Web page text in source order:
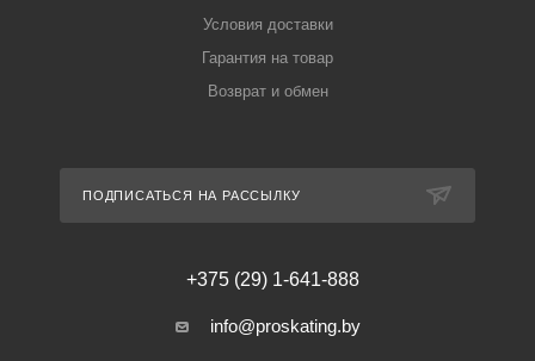
Условия доставки
Гарантия на товар
Возврат и обмен
ПОДПИСАТЬСЯ НА РАССЫЛКУ
+375 (29) 1-641-888
info@proskating.by